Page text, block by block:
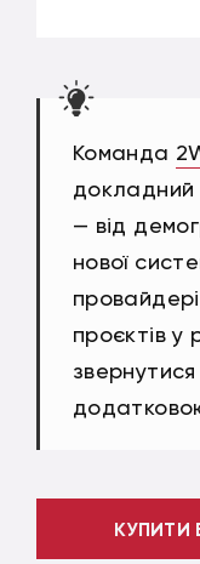
Команда
докладний
— від
нової
проєктів у
КУПИТИ